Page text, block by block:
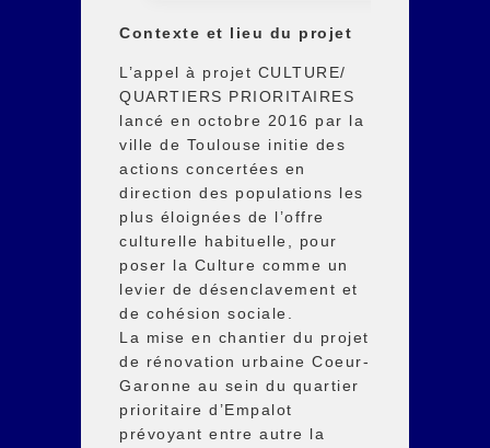
Contexte et lieu du projet
L’appel à projet CULTURE/
QUARTIERS PRIORITAIRES
lancé en octobre 2016 par la
ville de Toulouse initie des
actions concertées en
direction des populations les
plus éloignées de l’offre
culturelle habituelle, pour
poser la Culture comme un
levier de désenclavement et
de cohésion sociale.
La mise en chantier du projet
de rénovation urbaine Coeur-
Garonne au sein du quartier
prioritaire d’Empalot
prévoyant entre autre la